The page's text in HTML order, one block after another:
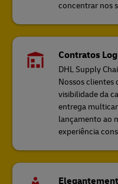
concentrar nos
Contratos
DHL Supply
Nossos clientes
visibilidade da
entrega
lançamento ao
experiência